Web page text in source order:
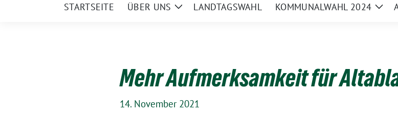
STARTSEITE ÜBER UNS
ZeigeLANDTAGSWAHL KOMMUNALWAHL 2024
Mehr Aufmerksamkeit für
14. November 2021